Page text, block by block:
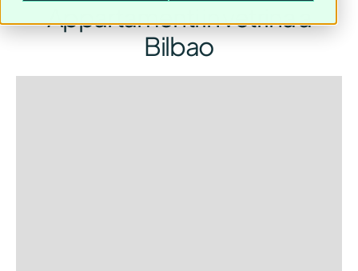
Appartamenti in vetrina a
Bilbao